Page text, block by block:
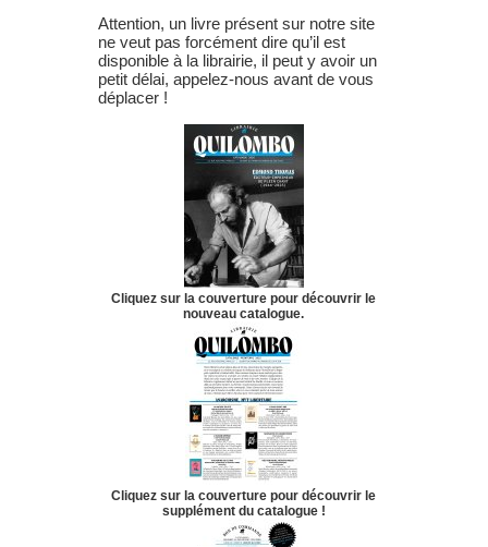
Attention, un livre présent sur notre site
ne veut pas forcément dire qu’il est
disponible à la librairie, il peut y avoir un
petit délai, appelez-nous avant de vous
déplacer !
Cliquez sur la couverture pour découvrir le
nouveau catalogue.
Cliquez sur la couverture pour découvrir le
supplément du catalogue !